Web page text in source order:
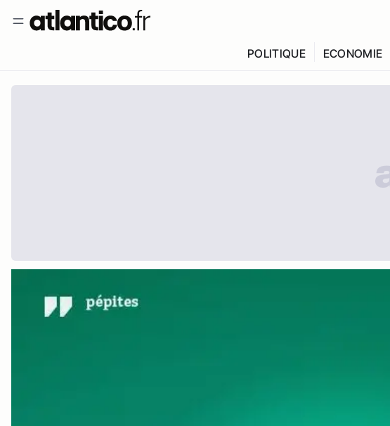
POLITIQUE ECONOMIE